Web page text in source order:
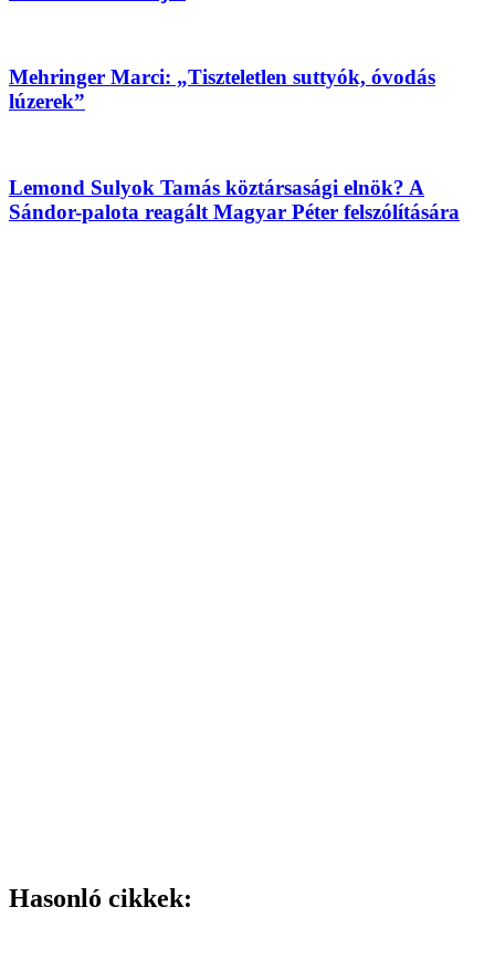
Mehringer Marci: „Tiszteletlen suttyók, óvodás
lúzerek”
Lemond Sulyok Tamás köztársasági elnök? A
Sándor-palota reagált Magyar Péter felszólítására
Hasonló cikkek: